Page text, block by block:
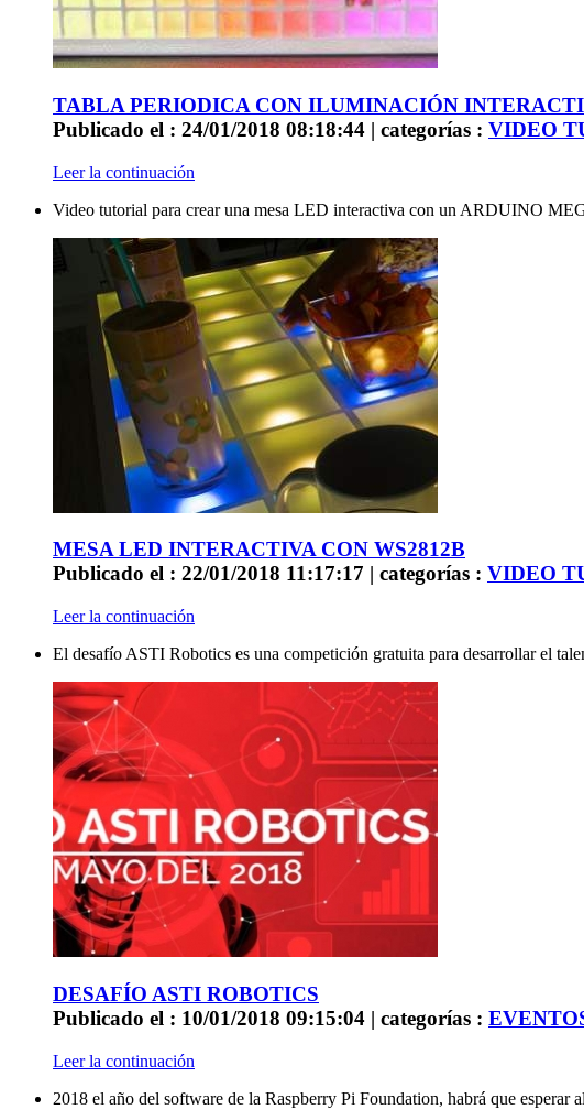
TABLA PERIODICA CON ILUMINACIÓN
Publicado el : 24/01/2018 08:18:44 | categorías : VIDEO
Leer la continuación
Video tutorial para crear una mesa LED interactiva con un ARDUINO
MESA LED INTERACTIVA CON WS2812B
Publicado el : 22/01/2018 11:17:17 | categorías : VIDEO
Leer la continuación
El desafío ASTI Robotics es una competición gratuita para desarrollar el
DESAFÍO ASTI ROBOTICS
Publicado el : 10/01/2018 09:15:04 | categorías :
Leer la continuación
2018 el año del software de la Raspberry Pi Foundation, habrá que